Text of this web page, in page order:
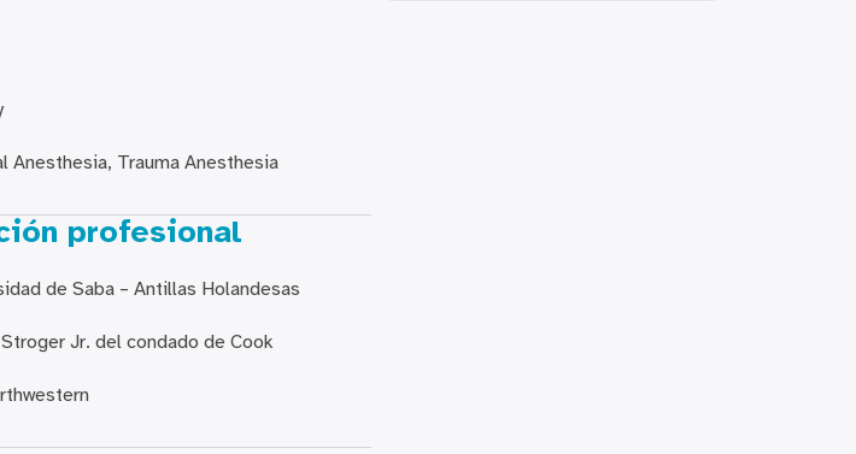
Anesthesia, Trauma Anesthesia
profesional
de Saba – Antillas Holandesas
Jr. del condado de Cook